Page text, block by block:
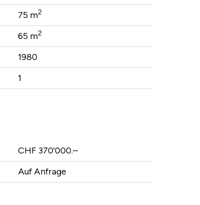
75 m2
65 m2
1980
1
CHF 370'000.–
Auf Anfrage